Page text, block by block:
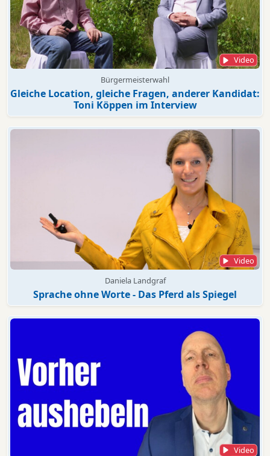
Video
Bürgermeisterwahl
Gleiche Location, gleiche Fragen, anderer Kandidat:
Toni Köppen im Interview
Video
Daniela Landgraf
Sprache ohne Worte - Das Pferd als Spiegel
Video